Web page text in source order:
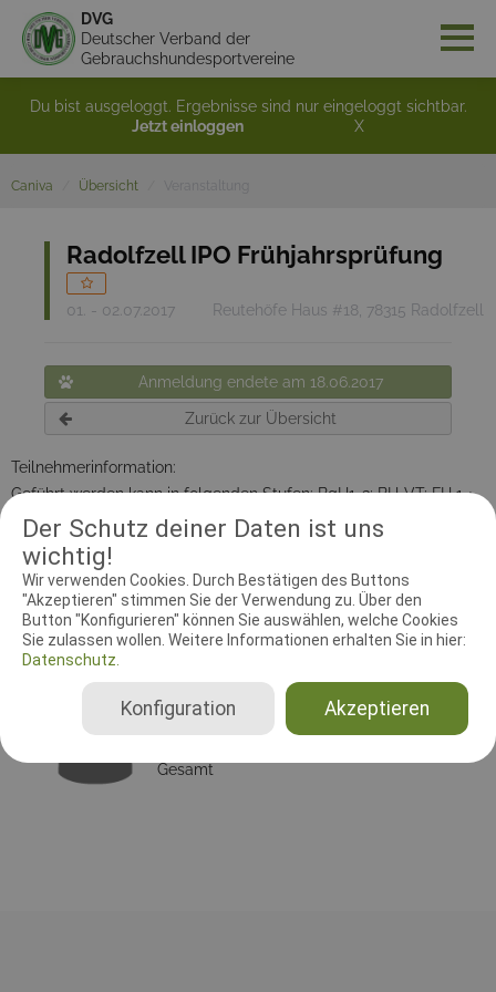
Der Schutz deiner Daten ist uns
wichtig!
Wir verwenden Cookies. Durch Bestätigen des Buttons
"Akzeptieren" stimmen Sie der Verwendung zu. Über den
Button "Konfigurieren" können Sie auswählen, welche Cookies
Sie zulassen wollen. Weitere Informationen erhalten Sie in hier:
Datenschutz.
Akzeptieren
Konfiguration
DVG
Deutscher Verband der
Gebrauchshundesportvereine
Du bist ausgeloggt. Ergebnisse sind nur eingeloggt sichtbar.
Jetzt einloggen
X
Caniva Übersicht
Radolfzell IPO Frühjahrsprüfung
01. - 02.07.2017 Reutehöfe Haus #18, 78315 Radolfzell
Anmeldung endete am 18.06.2017
Zurück zur Übersicht
Teilnehmerinformation:
Geführt werden kann in folgenden Stufen: BgH1-3; BH-VT; FH 1 +
RICHTER UND HELFER
Leistungsrichter Schutzdiensthelfer
Leistungsrichter
Klaus-Dieter Künzel
Gesamt